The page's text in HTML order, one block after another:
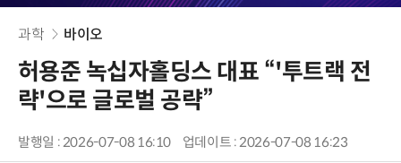
과학 바이오
허용준 녹십자홀딩스 대표 “'투트랙 전
략'으로 글로벌 공략”
발행일 : 2026-07-08 16:10 업데이트 : 2026-07-08 16:23